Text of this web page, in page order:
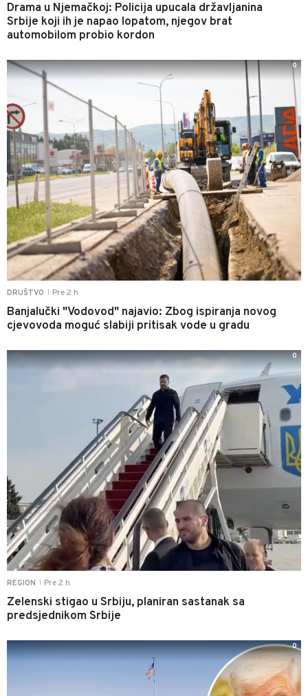
Drama u Njemačkoj: Policija upucala državljanina
Srbije koji ih je napao lopatom, njegov brat
automobilom probio kordon
DRUŠTVO Pre 2 h
Banjalučki "Vodovod" najavio: Zbog ispiranja novog
cjevovoda moguć slabiji pritisak vode u gradu
0
REGION Pre 2 h
Zelenski stigao u Srbiju, planiran sastanak sa
predsjednikom Srbije
0
0